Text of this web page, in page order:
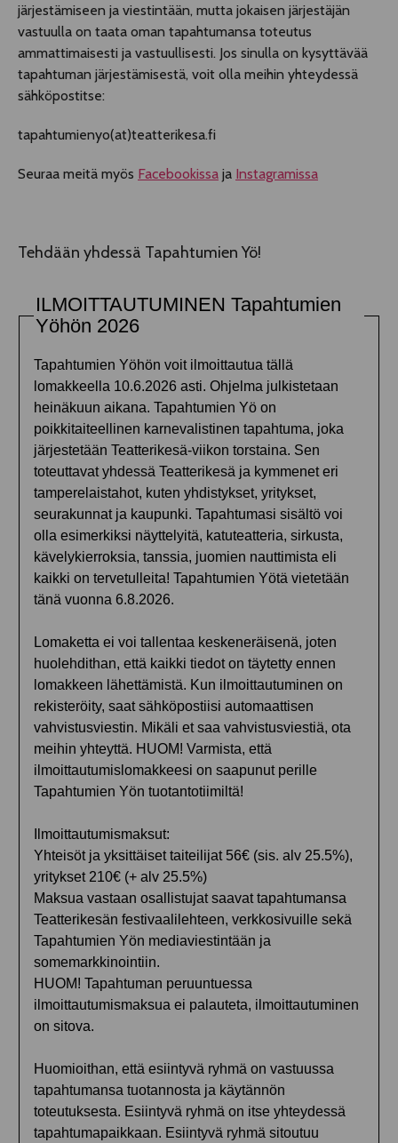
järjestämiseen ja viestintään, mutta jokaisen järjestäjän
vastuulla on taata oman tapahtumansa toteutus
ammattimaisesti ja vastuullisesti. Jos sinulla on kysyttävää
tapahtuman järjestämisestä, voit olla meihin yhteydessä
sähköpostitse:
tapahtumienyo(at)teatterikesa.fi
Seuraa meitä myös Facebookissa ja Instagramissa
Tehdään yhdessä Tapahtumien Yö!